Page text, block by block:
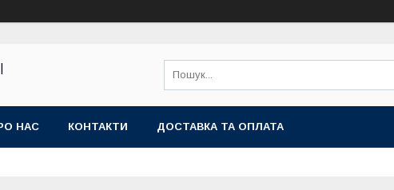
НАС КОНТАКТИ ДОСТАВКА ТА ОПЛАТА